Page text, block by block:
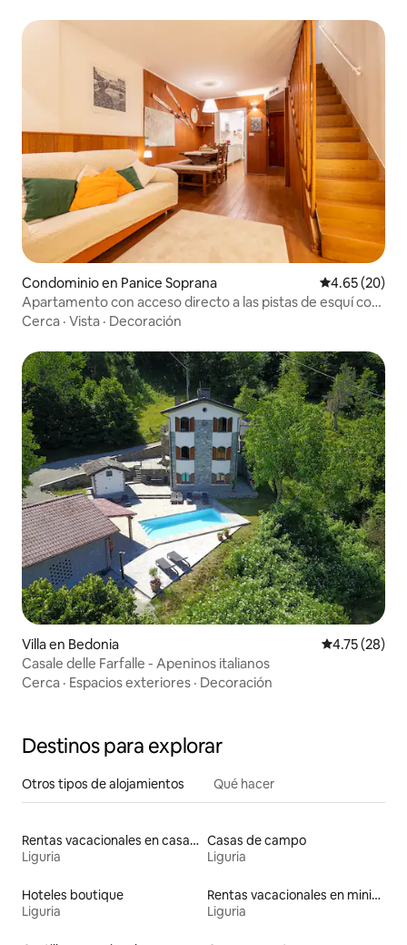
Condominio en Panice Soprana Calificación
4.65 (20)
Apartamento con acceso directo a las pistas de esquí con
garaje
Cerca · Vista · Decoración
Villa en Bedonia Calificación
4.75 (28)
Casale delle Farfalle - Apeninos italianos
Cerca · Espacios exteriores · Decoración
Destinos para explorar
Otros tipos de alojamientos Qué hacer
Rentas vacacionales en casas adosadas
Liguria
Casas de campo
Liguria
Hoteles boutique
Liguria
Rentas vacacionales en minicasas
Liguria